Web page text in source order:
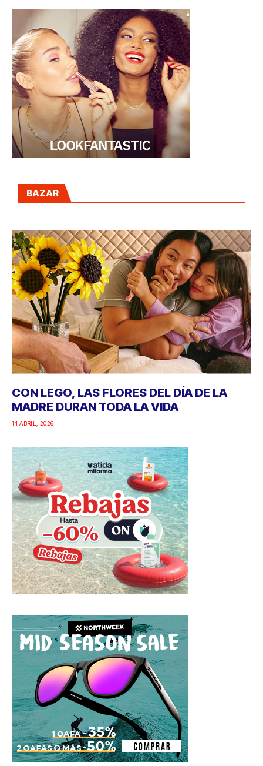
BAZAR
CON LEGO, LAS FLORES DEL DÍA DE LA
MADRE DURAN TODA LA VIDA
14 ABRIL, 2026